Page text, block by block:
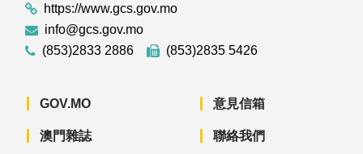
https://www.gcs.gov.mo
info@gcs.gov.mo
(853)2833 2886
(853)2835 5426
GOV.MO
澳門雜誌
意見信箱
聯絡我們